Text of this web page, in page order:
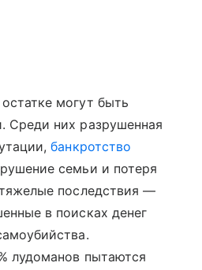
могут быть
Среди них разрушенная
банкротство
семьи и потеря
последствия —
в поисках денег
лудоманов пытаются